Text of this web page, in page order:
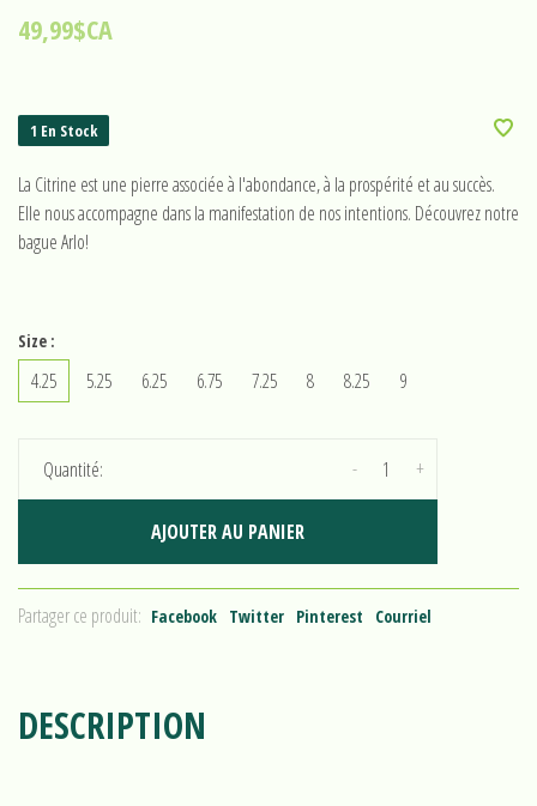
49,99$CA
1 En Stock
La Citrine est une pierre associée à l'abondance, à la prospérité et au succès.
Elle nous accompagne dans la manifestation de nos intentions. Découvrez notre
bague Arlo!
Size :
4.25 5.25 6.25 6.75 7.25 8 8.25 9
Quantité: +
-
AJOUTER AU PANIER
Partager ce produit: Facebook Twitter Pinterest Courriel
DESCRIPTION